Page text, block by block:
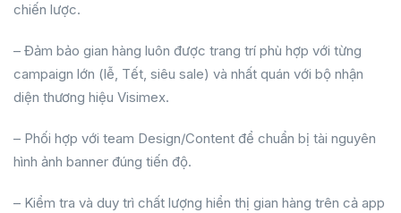
chiến lược.
– Đảm bảo gian hàng luôn được trang trí phù hợp với từng
campaign lớn (lễ, Tết, siêu sale) và nhất quán với bộ nhận
diện thương hiệu Visimex.
– Phối hợp với team Design/Content để chuẩn bị tài nguyên
hình ảnh banner đúng tiến độ.
– Kiểm tra và duy trì chất lượng hiển thị gian hàng trên cả app